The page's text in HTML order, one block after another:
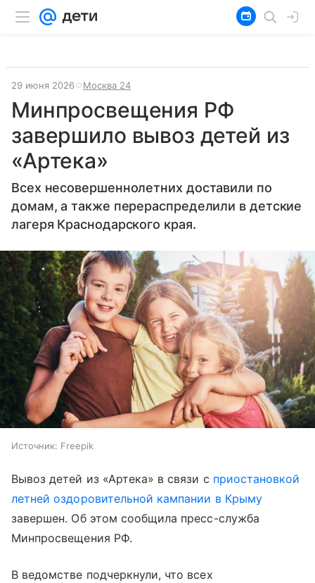
29 июня 2026 Москва 24
Минпросвещения РФ
завершило вывоз детей из
«Артека»
Всех несовершеннолетних доставили по
домам, а также перераспределили в детские
лагеря Краснодарского края.
Источник: Freepik
Вывоз детей из «Артека» в связи с приостановкой
летней оздоровительной кампании в Крыму
завершен. Об этом сообщила пресс-служба
Минпросвещения РФ.
В ведомстве подчеркнули, что всех